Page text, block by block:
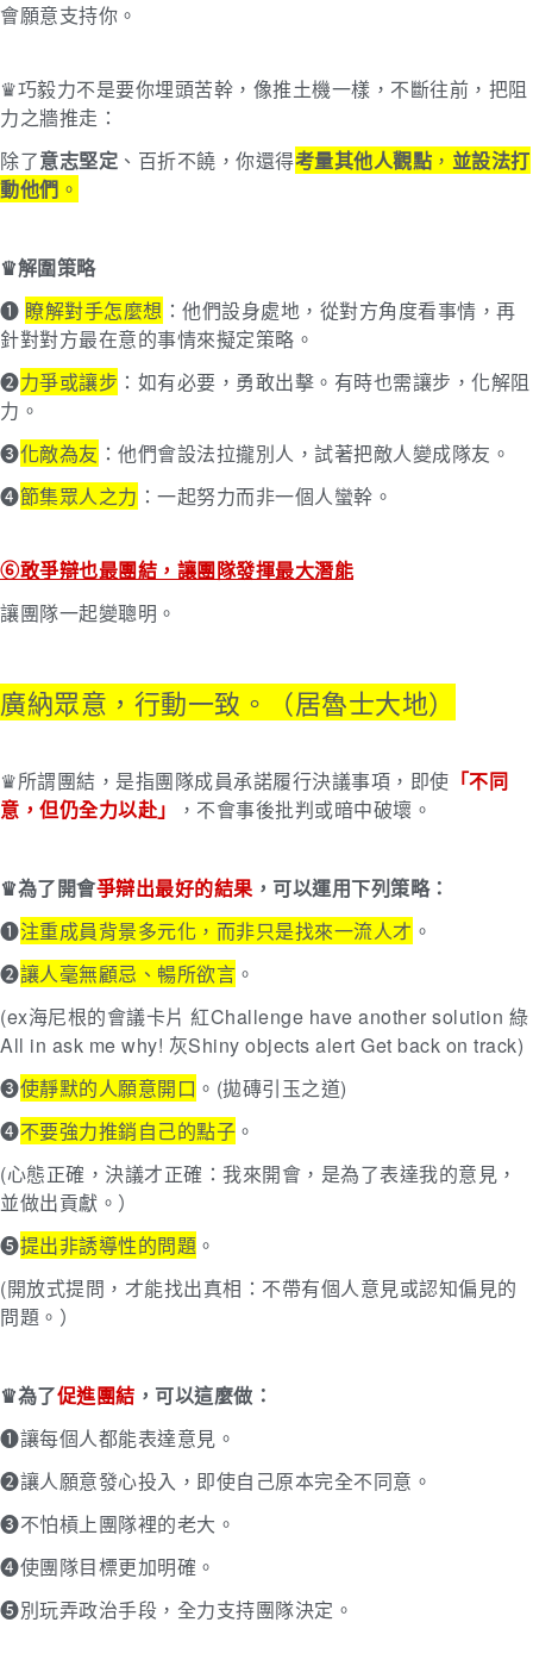
會願意支持你。
♛巧毅力不是要你埋頭苦幹，像推土機一樣，不斷往前，把阻
力之牆推走：
除了意志堅定 、百折不饒，你還得考量其他人觀點 ， 並設法打
動他們 。
♛解圍策略
➊ 瞭解對手怎麼想 ：他們設身處地，從對方角度看事情，再
針對對方最在意的事情來擬定策略。
➋力爭或讓步 ：如有必要，勇敢出擊。有時也需讓步，化解阻
力。
➌化敵為友 ：他們會設法拉攏別人，試著把敵人變成隊友。
➍節集眾人之力 ：一起努力而非一個人蠻幹。
⑥敢爭辯也最團結，讓團隊發揮最大潛能
讓團隊一起變聰明。
廣納眾意，行動一致。（居魯士大地）
♛所謂團結，是指團隊成員承諾履行決議事項，即使 「不同
意，但仍全力以赴」
，不會事後批判或暗中破壞。
♛為了開會爭辯出最好的結果，可以運用下列策略：
➊注重成員背景多元化，而非只是找來一流人才 。
➋讓人毫無顧忌、暢所欲言 。
(ex海尼根的會議卡片 紅Challenge have another solution 綠
All in ask me why! 灰Shiny objects alert Get back on track)
➌使靜默的人願意開口 。(拋磚引玉之道)
➍不要強力推銷自己的點子 。
(心態正確，決議才正確：我來開會，是為了表達我的意見，
並做出貢獻。）
➎提出非誘導性的問題 。
(開放式提問，才能找出真相：不帶有個人意見或認知偏見的
問題。）
♛為了促進團結 ，可以這麼做：
➊讓每個人都能表達意見。
➋讓人願意發心投入，即使自己原本完全不同意。
➌不怕槓上團隊裡的老大。
➍使團隊目標更加明確。
➎別玩弄政治手段，全力支持團隊決定。